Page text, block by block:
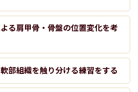
る肩甲骨・骨盤の位置変化を考
部組織を触り分ける練習をする